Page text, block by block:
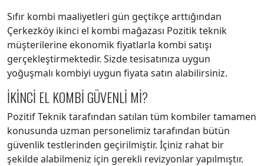
Sıfır kombi maaliyetleri gün geçtikçe arttığından
Çerkezköy ikinci el kombi mağazası Pozitik teknik
müşterilerine ekonomik fiyatlarla kombi satışı
gerçekleştirmektedir. Sizde tesisatınıza uygun
yoğuşmalı kombiyi uygun fiyata satın alabilirsiniz.
İKİNCİ EL KOMBİ GÜVENLİ Mİ?
Pozitif Teknik tarafından satılan tüm kombiler tamamen
konusunda uzman personelimiz tarafından bütün
güvenlik testlerinden geçirilmiştir. İçiniz rahat bir
şekilde alabilmeniz için gerekli revizyonlar yapılmıştır.